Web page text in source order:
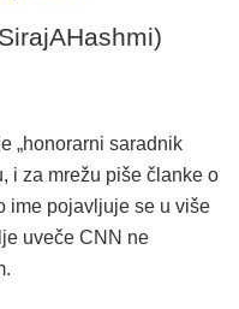
„honorarni saradnik
i za mrežu piše članke o
ime pojavljuje se u više
uveče CNN ne